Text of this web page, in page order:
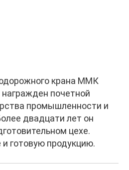
крана ММК
почетной
промышленности и
двадцати лет он
цехе.
готовую продукцию.